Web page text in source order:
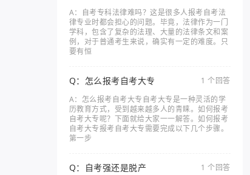
A：自考专科法律难吗？这是很多人报考自考法
律专业时都会担心的问题。毕竟，法律作为一门
学科，包含了复杂的法理、大量的法律条文和案
例，对于普通考生来说，确实有一定的难度。只
要有恒
Q：怎么报考自考大专
1 个回答
A：怎么报考自考大专自考大专是一种灵活的学
历教育方式，受到越来越多人的青睐。如何报考
自考大专呢？下面就给大家一一解答。如何报考
自考大专报考自考大专需要完成以下几个步骤。
第一步
Q：自考强还是脱产 1 个回答